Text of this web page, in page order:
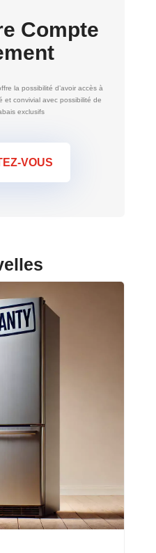
Compte
la possibilité d’avoir accès à
et convivial avec possibilité de
exclusifs
VOUS